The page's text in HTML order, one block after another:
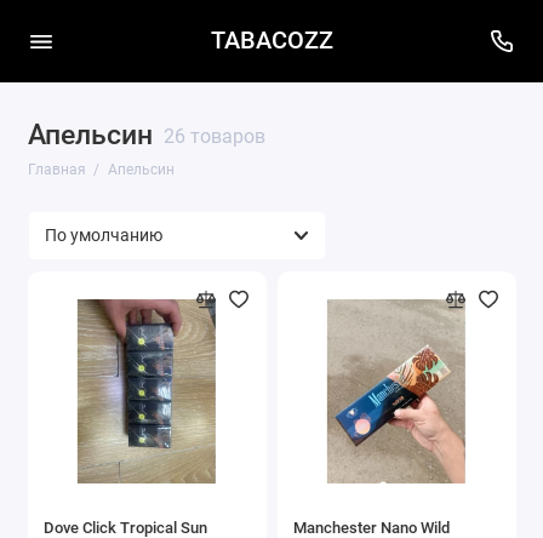
TABACOZZ
Апельсин 26 товаров
Главная Апельсин
Dove Сlick Tropical Sun
Manchester Nano Wild